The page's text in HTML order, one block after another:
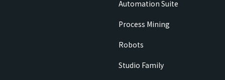
Automation Suite
Process Mining
Robots
Studio Family